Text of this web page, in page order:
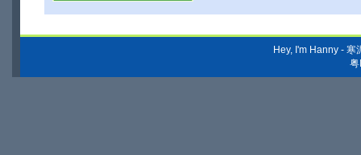
Hey, I'm Hanny - 寒